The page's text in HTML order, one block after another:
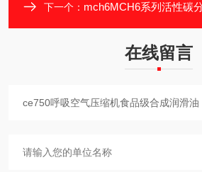
下一个： mch6MCH6系列活性碳
在线留言